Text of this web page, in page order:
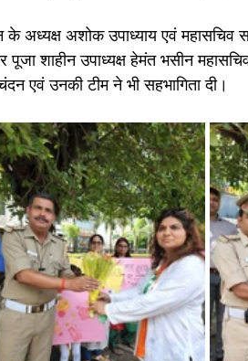
अध्यक्ष अशोक उपाध्याय एवं महासचिव
शाहीन उपाध्यक्ष हेमंत भसीन
एवं उनकी टीम ने भी सहभागिता दी।